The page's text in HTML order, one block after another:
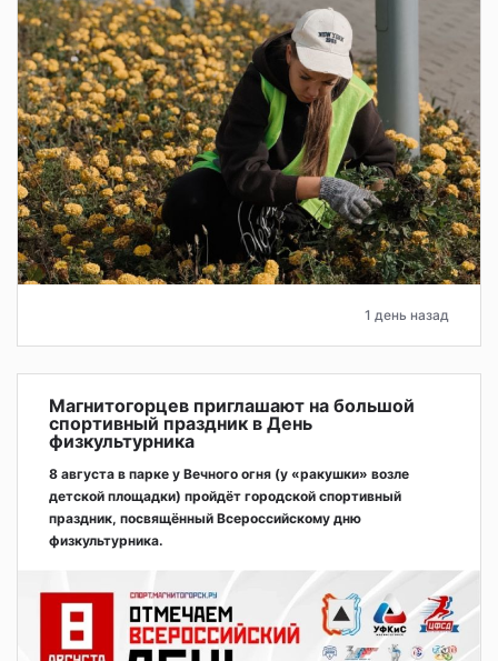
1 день назад
Магнитогорцев приглашают на большой
спортивный праздник в День
физкультурника
8 августа в парке у Вечного огня (у «ракушки» возле
детской площадки) пройдёт городской спортивный
праздник, посвящённый Всероссийскому дню
физкультурника.